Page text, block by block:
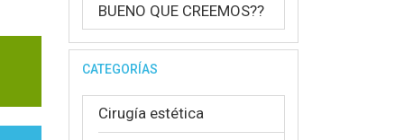
BUENO QUE CREEMOS??
CATEGORÍAS
Cirugía estética